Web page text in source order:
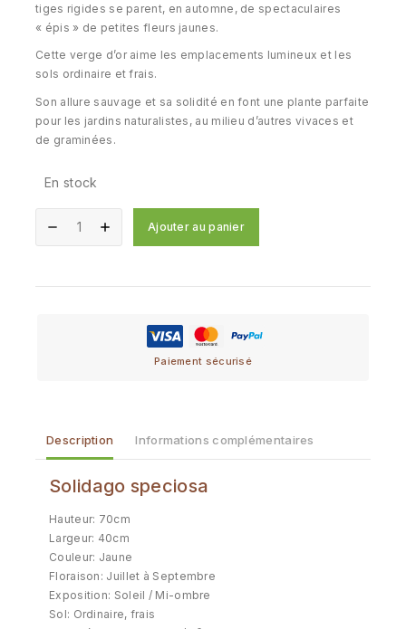
tiges rigides se parent, en automne, de spectaculaires
« épis » de petites fleurs jaunes.
Cette verge d’or aime les emplacements lumineux et les
sols ordinaire et frais.
Son allure sauvage et sa solidité en font une plante parfaite
pour les jardins naturalistes, au milieu d’autres vivaces et
de graminées.
En stock
Ajouter au panier
Paiement sécurisé
Description Informations complémentaires
Solidago speciosa
Hauteur: 70cm
Largeur: 40cm
Couleur: Jaune
Floraison: Juillet à Septembre
Exposition: Soleil / Mi-ombre
Sol: Ordinaire, frais